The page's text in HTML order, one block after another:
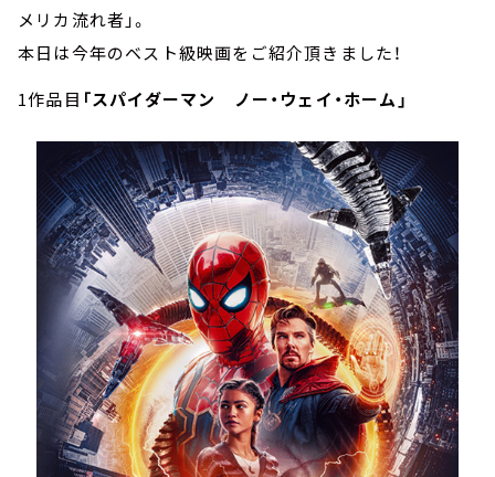
メリカ流れ者」。
本日は今年のベスト級映画をご紹介頂きました！
1作品目 「スパイダーマン ノー・ウェイ・ホーム」